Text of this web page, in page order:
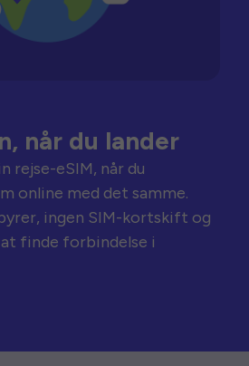
når du lander
rejse-eSIM, når du
online med det samme.
ingen SIM-kortskift og
finde forbindelse i